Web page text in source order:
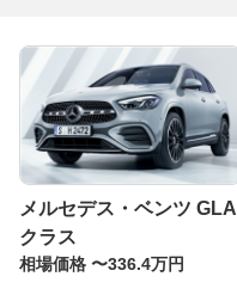
メルセデス・ベンツ GLA
クラス
相場価格 〜336.4万円